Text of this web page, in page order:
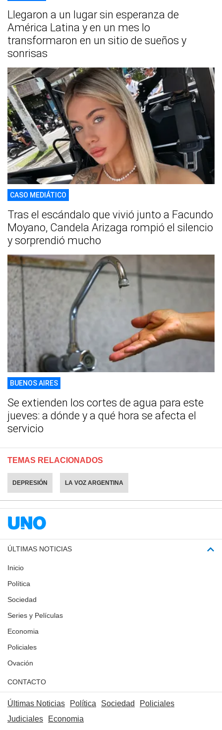
Llegaron a un lugar sin esperanza de
América Latina y en un mes lo
transformaron en un sitio de sueños y
sonrisas
CASO MEDIÁTICO
Tras el escándalo que vivió junto a Facundo
Moyano, Candela Arizaga rompió el silencio
y sorprendió mucho
BUENOS AIRES
Se extienden los cortes de agua para este
jueves: a dónde y a qué hora se afecta el
servicio
TEMAS RELACIONADOS
DEPRESIÓN LA VOZ ARGENTINA
ÚLTIMAS NOTICIAS
Inicio
Política
Sociedad
Series y Películas
Economia
Policiales
Ovación
CONTACTO
Últimas Noticias Política Sociedad
Policiales
Judiciales
Economia